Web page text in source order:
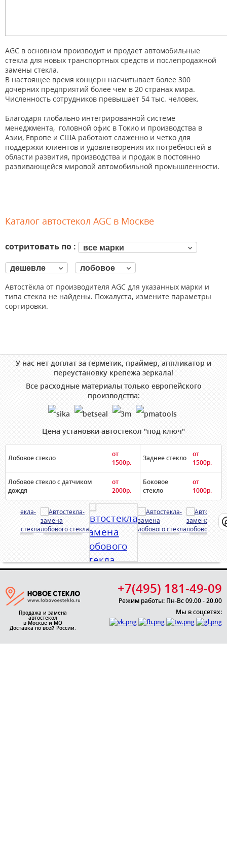
AGC в основном производит и продает автомобильные
стекла для новых транспортных средств и послепродажной
замены стекла.
В настоящее время концерн насчитывает более 300
дочерних предприятий более чем в 20 странах мира.
Численность сотрудников превышает 54 тыс. человек.
Благодаря глобально интегрированной системе
менеджмента, головной офис в Токио и производства в
Азии, Европе и США работают слаженно и четко для
поддержки клиентов и удовлетворения их потребностей в
области развития, производства и продаж в постоянно
развивающейся мировой автомобильной промышленности.
Каталог автостекол AGC в Москве
сотритовать по : все марки
дешевле лобовое
Автостёкла от производителя AGC для указанных марки и
типа стекла не найдены. Пожалуста, измените параметры
сортировки.
У нас нет доплат за герметик, праймер, аппликатор и
переустановку крепежа зеркала!
Все расходные материалы только европейского
производства:
Цена установки автостекол "под ключ"
Лобовое стекло
от
1500р.
Заднее стекло
от
1500р.
Лобовое стекло с датчиком
дождя
от
2000р.
Боковое
стекло
от
1000р.
Продажа и замена
автостекол
в Москве и МО
Доставка по всей России.
+7(495) 181-49-09
Режим работы: Пн-Вс 09.00 - 20.00
Мы в соцсетях: